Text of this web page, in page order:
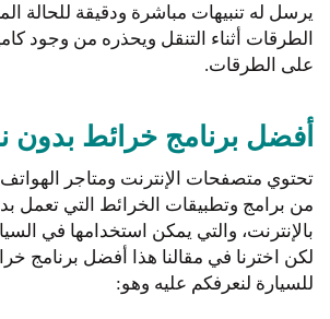
يرسل له تنبيهات مباشرة ودقيقة للحالة
الطرقات أثناء التنقل ويحذره من وجود
على الطرقات.
أفضل برنامج خرائط بدون
تحتوي متصفحات الإنترنت ومتاجر الهواتف
من برامج وتطبيقات الخرائط التي تعمل
بالإنترنت، والتي يمكن استخدامها في
لكن اخترنا في مقالنا هذا أفضل برنامج
للسيارة لنعرفكم عليه وهو: